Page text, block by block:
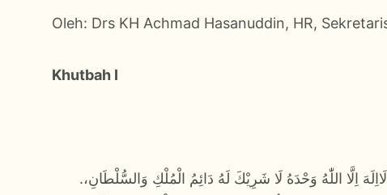
Oleh: Drs KH Achmad Hasanuddin, HR,
Khutbah I
.اَلْحَمْدُ لِلّٰهِ الَّذِيْ اَنْعَمَ عِبَادَهُ بِالْاِسْلَامِ وَالْاِيْمَانِ. أَشْهَدُ أَنْ لَااِلَهَ اِلَّا اللّٰهُ وَحْدَهُ لَا شَرِيْكَ لَهُ دَائِمُ الْمُلْكِ وَالسُّلْطَانِ،